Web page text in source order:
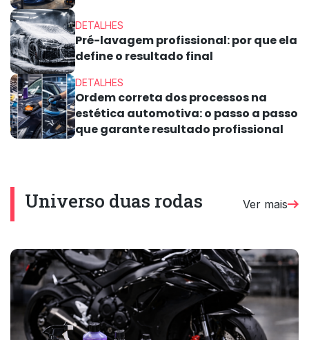
DETALHES
Pré-lavagem profissional: por que ela
define o resultado final
DETALHES
Ordem correta dos processos na
estética automotiva: o passo a passo
que garante resultado profissional
Universo duas rodas Ver mais